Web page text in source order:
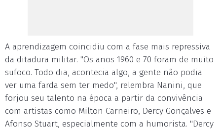
A aprendizagem coincidiu com a fase mais repressiva
da ditadura militar. "Os anos 1960 e 70 foram de muito
sufoco. Todo dia, acontecia algo, a gente não podia
ver uma farda sem ter medo", relembra Nanini, que
forjou seu talento na época a partir da convivência
com artistas como Milton Carneiro, Dercy Gonçalves e
Afonso Stuart, especialmente com a humorista. "Dercy